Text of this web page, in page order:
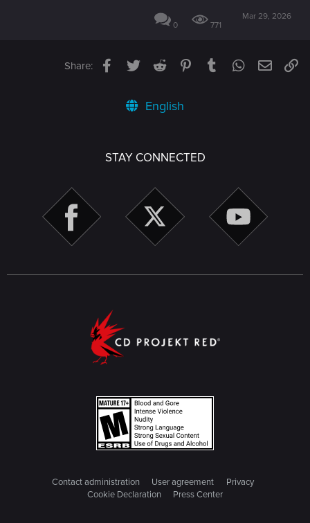
0 771
Mar 29, 2026
Share: Facebook
TwitterReddit PinterestTumblrWhatsApp
Email
English
STAY CONNECTED
Contact administration User agreement
Privacy
Cookie Declaration
Press Center